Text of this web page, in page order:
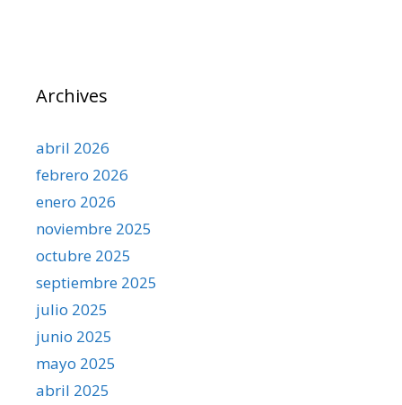
Archives
abril 2026
febrero 2026
enero 2026
noviembre 2025
octubre 2025
septiembre 2025
julio 2025
junio 2025
mayo 2025
abril 2025